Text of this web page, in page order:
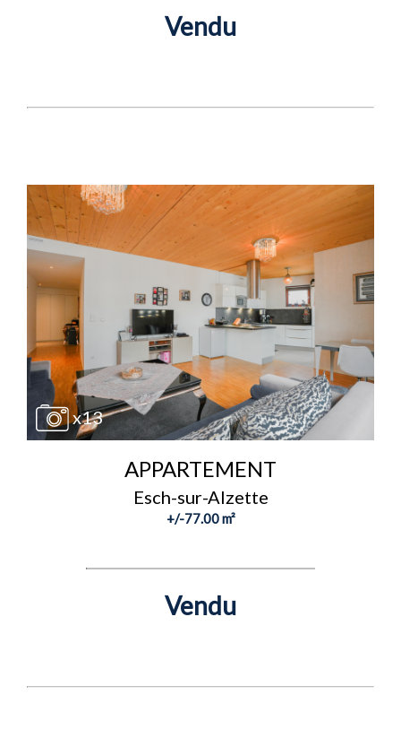
Vendu
x13
APPARTEMENT
Esch-sur-Alzette
+/-77.00 m²
Vendu